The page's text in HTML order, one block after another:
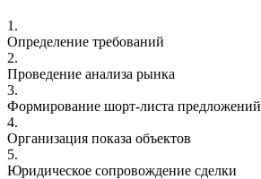
1.
Определение требований
2.
Проведение анализа рынка
3.
Формирование шорт-листа предложений
4.
Организация показа объектов
5.
Юридическое сопровождение сделки